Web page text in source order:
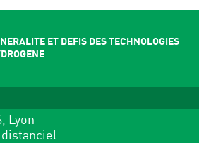
ET DEFIS DES TECHNOLOGIES
Lyon
distanciel